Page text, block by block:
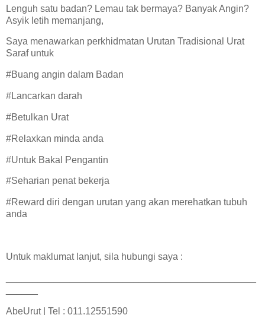
Lenguh satu badan? Lemau tak bermaya? Banyak Angin?
Asyik letih memanjang,
Saya menawarkan perkhidmatan Urutan Tradisional Urat
Saraf untuk
#Buang angin dalam Badan
#Lancarkan darah
#Betulkan Urat
#Relaxkan minda anda
#Untuk Bakal Pengantin
#Seharian penat bekerja
#Reward diri dengan urutan yang akan merehatkan tubuh
anda
Untuk maklumat lanjut, sila hubungi saya :
AbeUrut | Tel : 011.12551590